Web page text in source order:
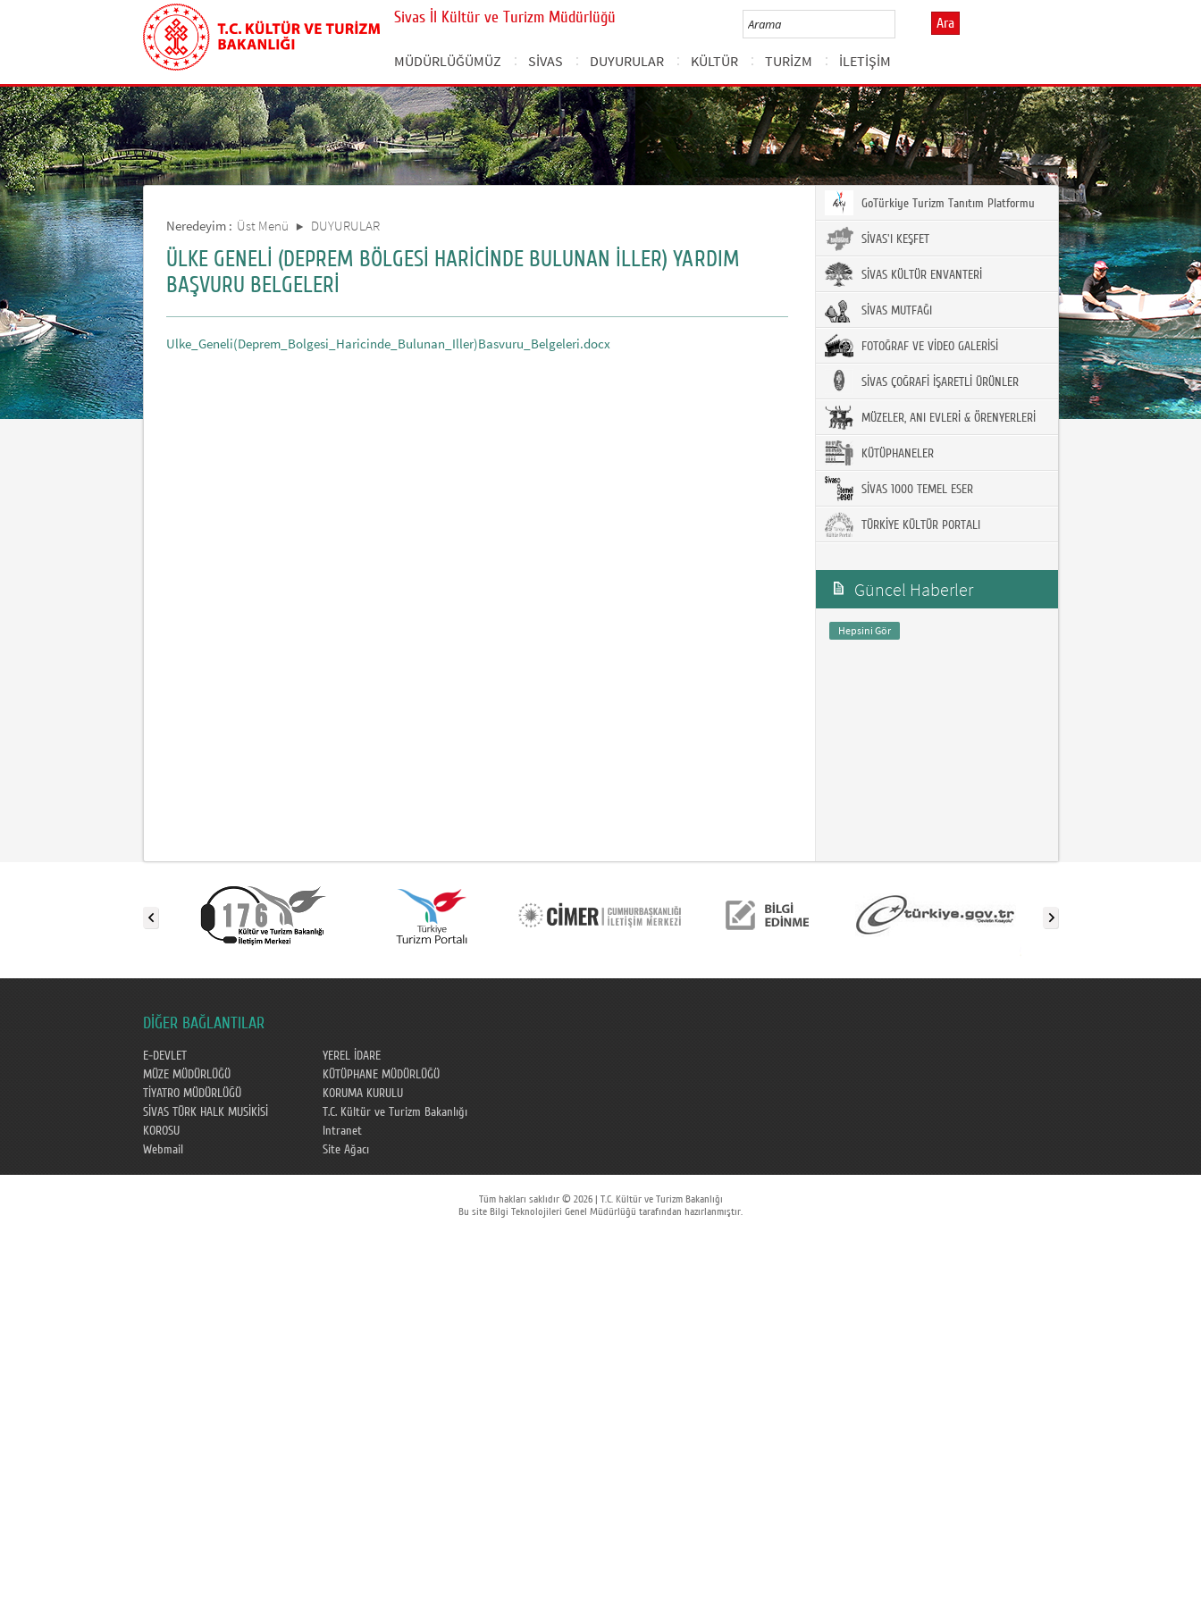
Sivas İl Kültür ve Turizm Müdürlüğü Ara
MÜDÜRLÜĞÜMÜZ SİVAS DUYURULAR KÜLTÜR TURİZM İLETİŞİM
Neredeyim : Üst Menü DUYURULAR
ÜLKE GENELİ (DEPREM BÖLGESİ HARİCİNDE BULUNAN İLLER) YARDIM
BAŞVURU BELGELERİ
Ulke_Geneli(Deprem_Bolgesi_Haricinde_Bulunan_Iller)Basvuru_Belgeleri.docx
GoTürkiye Turizm Tanıtım Platformu
SİVAS'I KEŞFET
SİVAS KÜLTÜR ENVANTERİ
SİVAS MUTFAĞI
FOTOĞRAF VE VİDEO GALERİSİ
SİVAS ÇOĞRAFİ İŞARETLİ ÜRÜNLER
MÜZELER, ANI EVLERİ & ÖRENYERLERİ
KÜTÜPHANELER
SİVAS 1000 TEMEL ESER
TÜRKİYE KÜLTÜR PORTALI
Güncel Haberler
Hepsini Gör
DİĞER BAĞLANTILAR
E-DEVLET
YEREL İDARE
MÜZE MÜDÜRLÜĞÜ
KÜTÜPHANE MÜDÜRLÜĞÜ
TİYATRO MÜDÜRLÜĞÜ
KORUMA KURULU
SİVAS TÜRK HALK MUSİKİSİ
KOROSU
T.C. Kültür ve Turizm Bakanlığı
Intranet
Webmail
Site Ağacı
Tüm hakları saklıdır © 2026 | T.C. Kültür ve Turizm Bakanlığı
Bu site Bilgi Teknolojileri Genel Müdürlüğü tarafından hazırlanmıştır.